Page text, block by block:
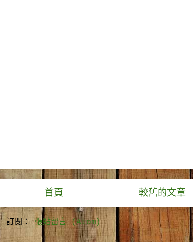
較舊的文章
首頁
訂閱：張貼留言 (Atom)